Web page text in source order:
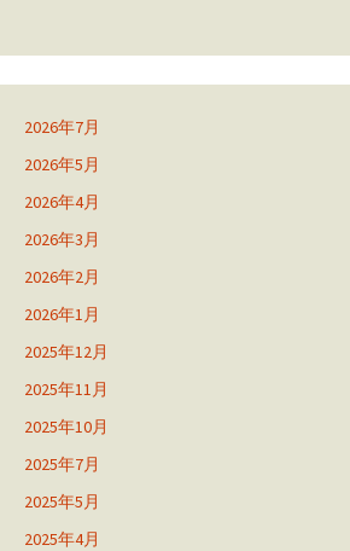
2026年7月
2026年5月
2026年4月
2026年3月
2026年2月
2026年1月
2025年12月
2025年11月
2025年10月
2025年7月
2025年5月
2025年4月